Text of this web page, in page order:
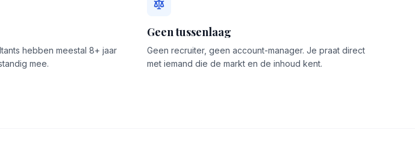
hebben meestal 8+ jaar
mee.
Geen tussenlaag
Geen recruiter, geen account-manager. Je praat direct
met iemand die de markt en de inhoud kent.